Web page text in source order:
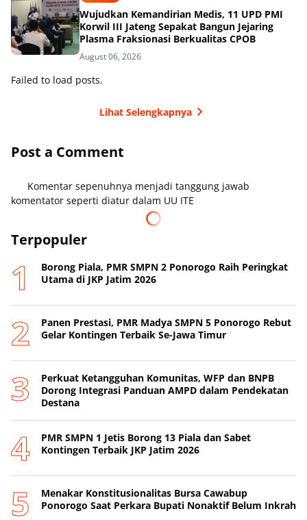
Wujudkan Kemandirian Medis, 11 UPD PMI
Korwil III Jateng Sepakat Bangun Jejaring
Plasma Fraksionasi Berkualitas CPOB
August 06, 2026
Failed to load posts.
Lihat Selengkapnya
Post a Comment
Komentar sepenuhnya menjadi tanggung jawab
komentator seperti diatur dalam UU ITE
Terpopuler
Borong Piala, PMR SMPN 2 Ponorogo Raih Peringkat
Utama di JKP Jatim 2026
Panen Prestasi, PMR Madya SMPN 5 Ponorogo Rebut
Gelar Kontingen Terbaik Se-Jawa Timur
Perkuat Ketangguhan Komunitas, WFP dan BNPB
Dorong Integrasi Panduan AMPD dalam Pendekatan
Destana
PMR SMPN 1 Jetis Borong 13 Piala dan Sabet
Kontingen Terbaik JKP Jatim 2026
Menakar Konstitusionalitas Bursa Cawabup
Ponorogo Saat Perkara Bupati Nonaktif Belum Inkrah